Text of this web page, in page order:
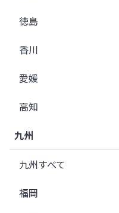
徳島
香川
愛媛
高知
九州
九州すべて
福岡